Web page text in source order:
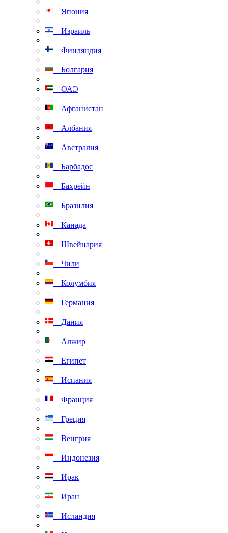
Япония
Израиль
Финляндия
Болгария
ОАЭ
Афганистан
Албания
Австралия
Барбадос
Бахрейн
Бразилия
Канада
Швейцария
Чили
Колумбия
Германия
Дания
Алжир
Египет
Испания
Франция
Греция
Венгрия
Индонезия
Ирак
Иран
Исландия